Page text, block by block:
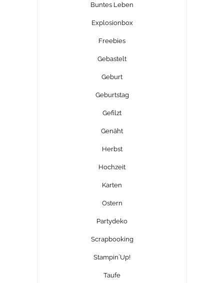
Buntes Leben
Explosionbox
Freebies
Gebastelt
Geburt
Geburtstag
Gefilzt
Genäht
Herbst
Hochzeit
Karten
Ostern
Partydeko
Scrapbooking
Stampin´Up!
Taufe